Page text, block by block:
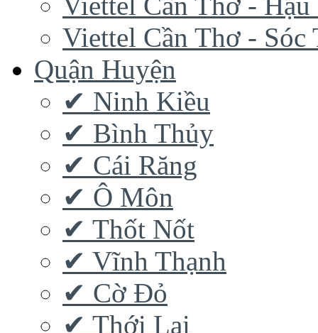
Viettel Cần Thơ - Sóc
Quận Huyện
✔ Ninh Kiều
✔ Bình Thủy
✔ Cái Răng
✔ Ô Môn
✔ Thốt Nốt
✔ Vĩnh Thạnh
✔ Cờ Đỏ
✔ Thới Lai